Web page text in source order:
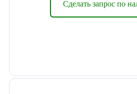
Сделать запрос по